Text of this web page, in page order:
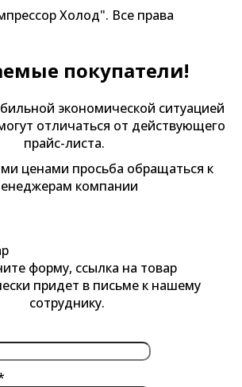
Холод". Все права
покупатели!
экономической ситуацией
отличаться от действующего
прайс-листа.
ценами просьба обращаться к
компании
форму, ссылка на товар
придет в письме к нашему
сотруднику.